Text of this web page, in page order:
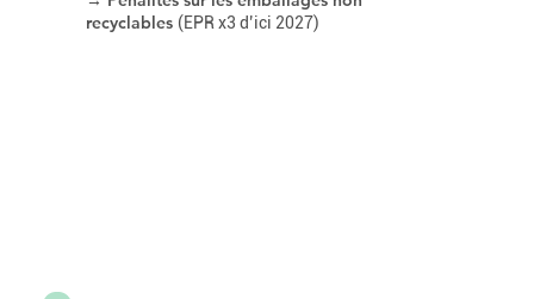
recyclables (EPR x3 d’ici 2027)